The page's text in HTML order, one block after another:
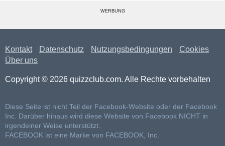
WERBUNG
Kontakt Datenschutz Nutzungsbedingungen
Cookies
Über uns
Copyright © 2026 quizzclub.com. Alle Rechte vorbehalten
Diese Seite ist nicht Teil der Facebook-Website oder der Facebook
Inc. Darüber hinaus wird diese Website von Facebook NICHT in
irgendeiner Weise unterstützt.
FACEBOOK ist eine Marke von FACEBOOK, Inc.